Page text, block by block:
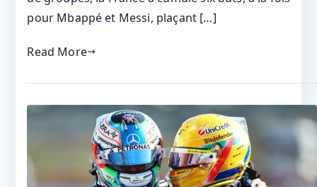
pour Mbappé et Messi, plaçant […]
Read More